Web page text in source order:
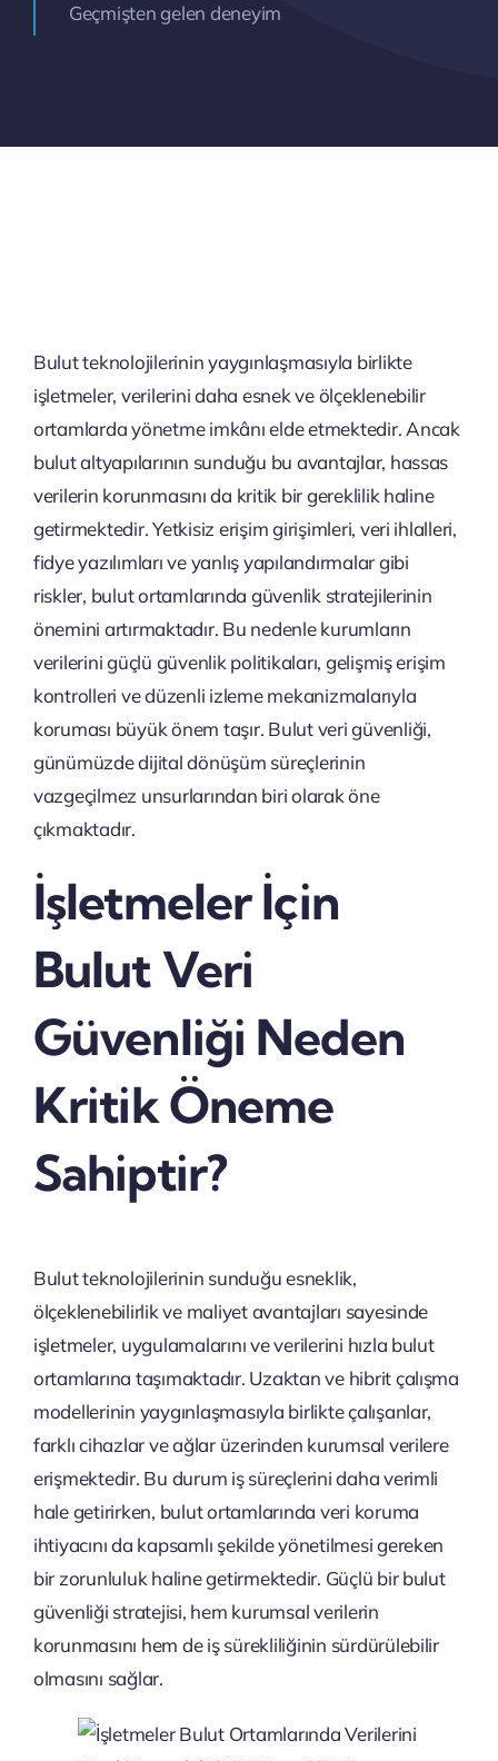
Geçmişten gelen deneyim
Bulut teknolojilerinin yaygınlaşmasıyla birlikte
işletmeler, verilerini daha esnek ve ölçeklenebilir
ortamlarda yönetme imkânı elde etmektedir. Ancak
bulut altyapılarının sunduğu bu avantajlar, hassas
verilerin korunmasını da kritik bir gereklilik haline
getirmektedir. Yetkisiz erişim girişimleri, veri ihlalleri,
fidye yazılımları ve yanlış yapılandırmalar gibi
riskler, bulut ortamlarında güvenlik stratejilerinin
önemini artırmaktadır. Bu nedenle kurumların
verilerini güçlü güvenlik politikaları, gelişmiş erişim
kontrolleri ve düzenli izleme mekanizmalarıyla
koruması büyük önem taşır. Bulut veri güvenliği,
günümüzde dijital dönüşüm süreçlerinin
vazgeçilmez unsurlarından biri olarak öne
çıkmaktadır.
İşletmeler İçin
Bulut Veri
Güvenliği Neden
Kritik Öneme
Sahiptir?
Bulut teknolojilerinin sunduğu esneklik,
ölçeklenebilirlik ve maliyet avantajları sayesinde
işletmeler, uygulamalarını ve verilerini hızla bulut
ortamlarına taşımaktadır. Uzaktan ve hibrit çalışma
modellerinin yaygınlaşmasıyla birlikte çalışanlar,
farklı cihazlar ve ağlar üzerinden kurumsal verilere
erişmektedir. Bu durum iş süreçlerini daha verimli
hale getirirken, bulut ortamlarında veri koruma
ihtiyacını da kapsamlı şekilde yönetilmesi gereken
bir zorunluluk haline getirmektedir. Güçlü bir bulut
güvenliği stratejisi, hem kurumsal verilerin
korunmasını hem de iş sürekliliğinin sürdürülebilir
olmasını sağlar.